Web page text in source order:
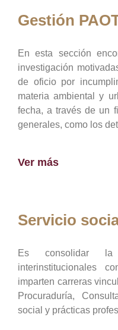
Gestión
En esta sección
investigación
de oficio por
materia ambiental y
fecha, a través de un
generales, como los
Ver más
Servicio
Es consolidar
interinstitucionales
imparten carreras
Procuraduría,
social y prácticas